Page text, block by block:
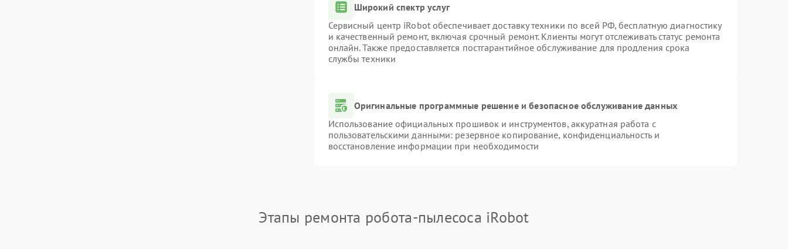
Широкий спектр услуг
Сервисный центр iRobot обеспечивает доставку техники по всей РФ, бесплатную диагностику
и качественный ремонт, включая срочный ремонт. Клиенты могут отслеживать статус ремонта
онлайн. Также предоставляется постгарантийное обслуживание для продления срока
службы техники
Оригинальные программные решение и безопасное обслуживание данных
Использование официальных прошивок и инструментов, аккуратная работа с
пользовательскими данными: резервное копирование, конфиденциальность и
восстановление информации при необходимости
Этапы ремонта робота-пылесоса iRobot